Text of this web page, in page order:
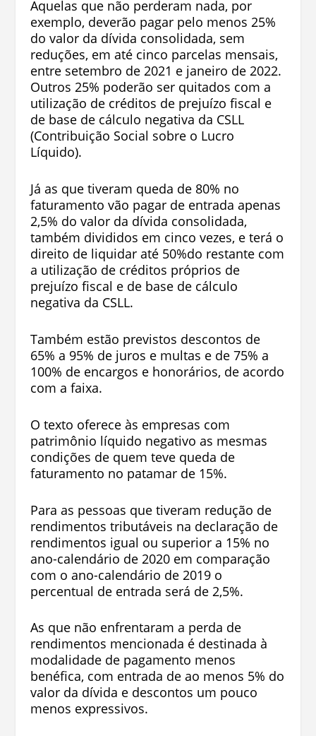
Aquelas que não perderam nada, por
exemplo, deverão pagar pelo menos 25%
do valor da dívida consolidada, sem
reduções, em até cinco parcelas mensais,
entre setembro de 2021 e janeiro de 2022.
Outros 25% poderão ser quitados com a
utilização de créditos de prejuízo fiscal e
de base de cálculo negativa da CSLL
(Contribuição Social sobre o Lucro
Líquido).
Já as que tiveram queda de 80% no
faturamento vão pagar de entrada apenas
2,5% do valor da dívida consolidada,
também divididos em cinco vezes, e terá o
direito de liquidar até 50%do restante com
a utilização de créditos próprios de
prejuízo fiscal e de base de cálculo
negativa da CSLL.
Também estão previstos descontos de
65% a 95% de juros e multas e de 75% a
100% de encargos e honorários, de acordo
com a faixa.
O texto oferece às empresas com
patrimônio líquido negativo as mesmas
condições de quem teve queda de
faturamento no patamar de 15%.
Para as pessoas que tiveram redução de
rendimentos tributáveis na declaração de
rendimentos igual ou superior a 15% no
ano-calendário de 2020 em comparação
com o ano-calendário de 2019 o
percentual de entrada será de 2,5%.
As que não enfrentaram a perda de
rendimentos mencionada é destinada à
modalidade de pagamento menos
benéfica, com entrada de ao menos 5% do
valor da dívida e descontos um pouco
menos expressivos.